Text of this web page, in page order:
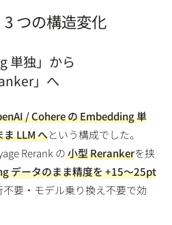
つの構造変化
単独」から
」へ
/ Cohere の Embedding 単
LLM へという構成でした。
Rerank の小型 Rerankerを挟
データのまま精度を +15〜25pt
要・モデル乗り換え不要で効